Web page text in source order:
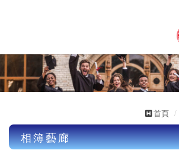
首頁
相簿藝廊